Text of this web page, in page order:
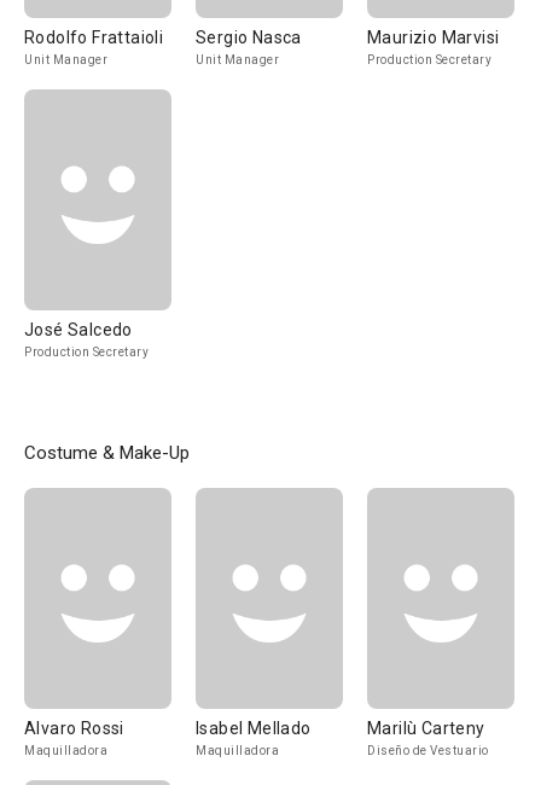
Rodolfo Frattaioli
Unit Manager
Sergio Nasca
Unit Manager
Maurizio Marvisi
Production Secretary
José Salcedo
Production Secretary
Costume & Make-Up
Alvaro Rossi
Maquilladora
Isabel Mellado
Maquilladora
Marilù Carteny
Diseño de Vestuario